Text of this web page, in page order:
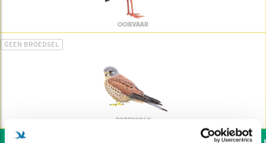
OOIEVAAR
GEEN BROEDSEL
TORENVALK